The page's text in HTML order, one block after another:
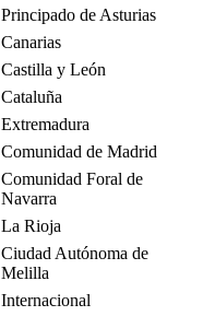
Principado de Asturias
Canarias
Castilla y León
Cataluña
Extremadura
Comunidad de Madrid
Comunidad Foral de
Navarra
La Rioja
Ciudad Autónoma de
Melilla
Internacional